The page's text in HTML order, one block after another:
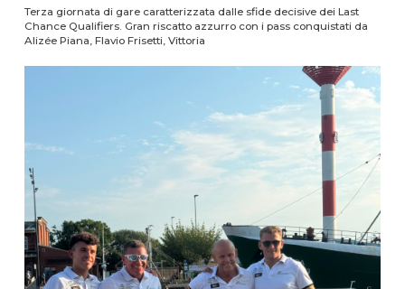
Terza giornata di gare caratterizzata dalle sfide decisive dei Last
Chance Qualifiers. Gran riscatto azzurro con i pass conquistati da
Alizée Piana, Flavio Frisetti, Vittoria